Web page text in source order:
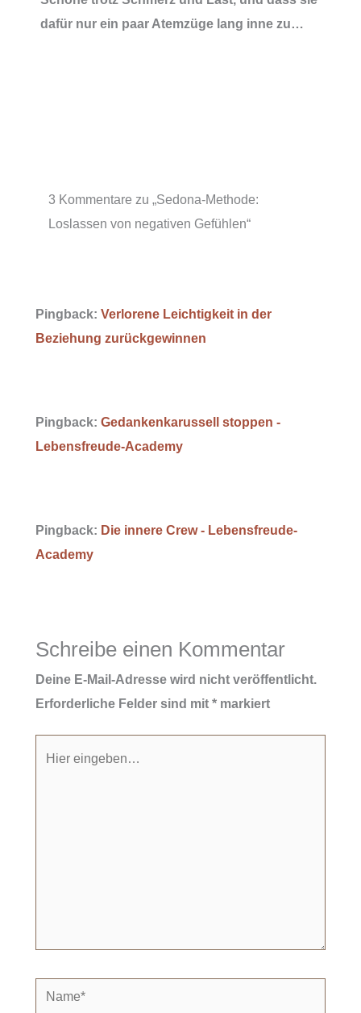
dafür nur ein paar Atemzüge lang inne zu…
3 Kommentare zu „Sedona-Methode:
Loslassen von negativen Gefühlen“
Pingback: Verlorene Leichtigkeit in der
Beziehung zurückgewinnen
Pingback: Gedankenkarussell stoppen -
Lebensfreude-Academy
Pingback: Die innere Crew - Lebensfreude-
Academy
Schreibe einen Kommentar
Deine E-Mail-Adresse wird nicht veröffentlicht.
Erforderliche Felder sind mit *markiert
Name*